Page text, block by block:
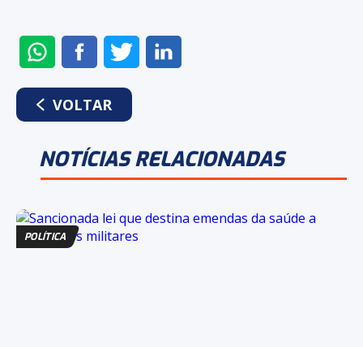
ENVIAR
NO
WHATSAPP
COMPARTILHAR
NO
FACEBOOK
COMPARTILHAR
NO
VOLTAR
NOTÍCIAS RELACIONADAS
POLÍTICA